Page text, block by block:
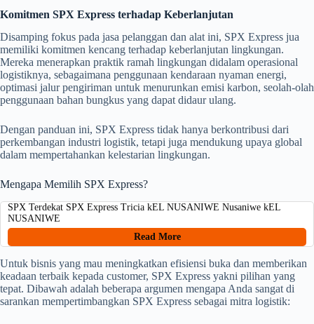
Komitmen SPX Express terhadap Keberlanjutan
Disamping fokus pada jasa pelanggan dan alat ini, SPX Express jua
memiliki komitmen kencang terhadap keberlanjutan lingkungan.
Mereka menerapkan praktik ramah lingkungan didalam operasional
logistiknya, sebagaimana penggunaan kendaraan nyaman energi,
optimasi jalur pengiriman untuk menurunkan emisi karbon, seolah-olah
penggunaan bahan bungkus yang dapat didaur ulang.
Dengan panduan ini, SPX Express tidak hanya berkontribusi dari
perkembangan industri logistik, tetapi juga mendukung upaya global
dalam mempertahankan kelestarian lingkungan.
Mengapa Memilih SPX Express?
SPX Terdekat SPX Express Tricia kEL NUSANIWE Nusaniwe kEL
NUSANIWE
Read More
Untuk bisnis yang mau meningkatkan efisiensi buka dan memberikan
keadaan terbaik kepada customer, SPX Express yakni pilihan yang
tepat. Dibawah adalah beberapa argumen mengapa Anda sangat di
sarankan mempertimbangkan SPX Express sebagai mitra logistik: